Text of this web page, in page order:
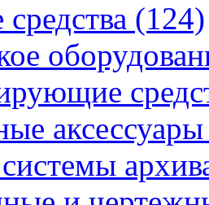
(124)